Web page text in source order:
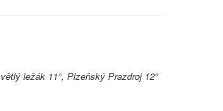
ležák 11°, Plzeňský Prazdroj 12°